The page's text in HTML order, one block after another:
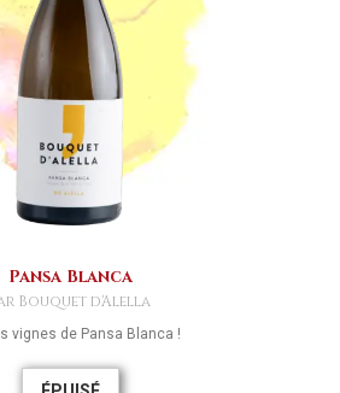
Pansa Blanca
Bouquet d'Alella
vignes de Pansa Blanca !